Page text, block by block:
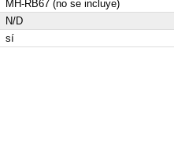
MH-RB67 (no se incluye)
N/D
sí